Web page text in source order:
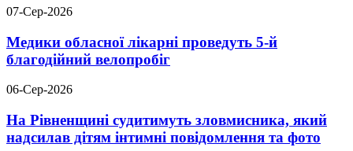
07-Сер-2026
Медики обласної лікарні проведуть 5-й
благодійний велопробіг
06-Сер-2026
На Рівненщині судитимуть зловмисника, який
надсилав дітям інтимні повідомлення та фото